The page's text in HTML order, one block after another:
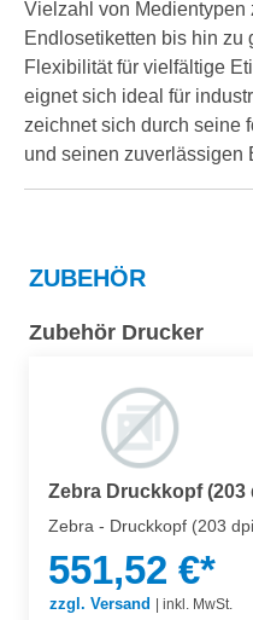
Vielzahl von Medientypen
Endlosetiketten bis hin zu
Flexibilität für vielfältige
eignet sich ideal für
zeichnet sich durch seine
und seinen zuverlässigen
ZUBEHÖR
Zubehör Drucker
Zebra Druckkopf (203
Zebra - Druckkopf (203
551,52 €*
zzgl. Versand inkl. MwSt.